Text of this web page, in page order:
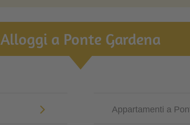
Alloggi a Ponte Gardena
Appartamenti a